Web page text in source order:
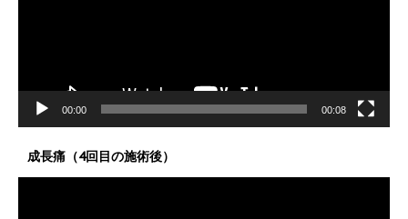
00:00 00:08
成長痛（4回目の施術後）